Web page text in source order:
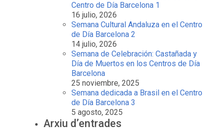
Centro de Día Barcelona 1
16 julio, 2026
Semana Cultural Andaluza en el Centro
de Día Barcelona 2
14 julio, 2026
Semana de Celebración: Castañada y
Día de Muertos en los Centros de Día
Barcelona
25 noviembre, 2025
Semana dedicada a Brasil en el Centro
de Día Barcelona 3
5 agosto, 2025
Arxiu d’entrades